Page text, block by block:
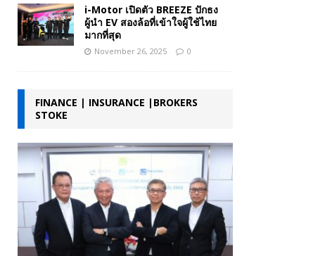
i-Motor เปิดตัว BREEZE ปักธง
ผู้นำ EV สองล้อที่เข้าใจผู้ใช้ไทย
มากที่สุด
November 26, 2025 0
FINANCE | INSURANCE |BROKERS
STOKE